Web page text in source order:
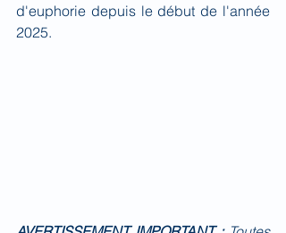
d'euphorie depuis le début de l'année
2025.